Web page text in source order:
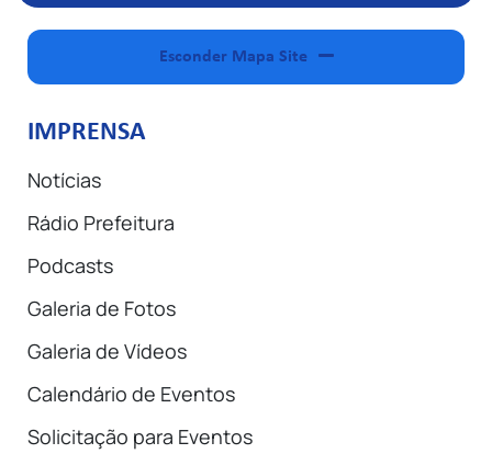
Esconder Mapa Site
IMPRENSA
Notícias
Rádio Prefeitura
Podcasts
Galeria de Fotos
Galeria de Vídeos
Calendário de Eventos
Solicitação para Eventos